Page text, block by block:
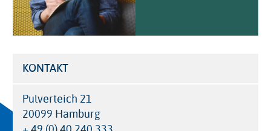
KONTAKT
Pulverteich 21
20099 Hamburg